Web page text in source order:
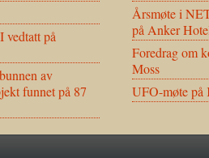
på
av
funnet på 87
Årsmøte i
på Anker
Foredrag om
Moss
UFO-møte på